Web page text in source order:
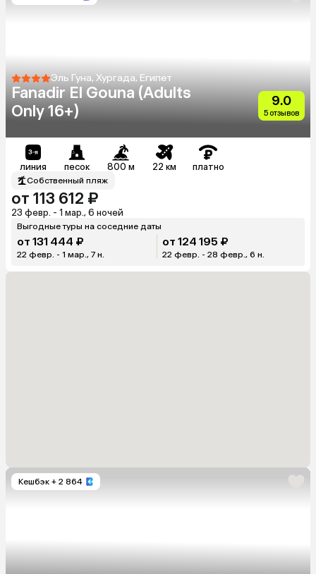
Эль Гуна, Хургада, Египет
Fanadir El Gouna (Adults
Only 16+)
9.0
5 отзывов
линия песок 800 м 22 км платно
Собственный пляж
от 113 612 ₽
23 февр. - 1 мар., 6 ночей
Выгодные туры на соседние даты
от 131 444 ₽
22 февр. - 1 мар., 7 н.
от 124 195 ₽
22 февр. - 28 февр., 6 н.
Кешбэк + 2 864